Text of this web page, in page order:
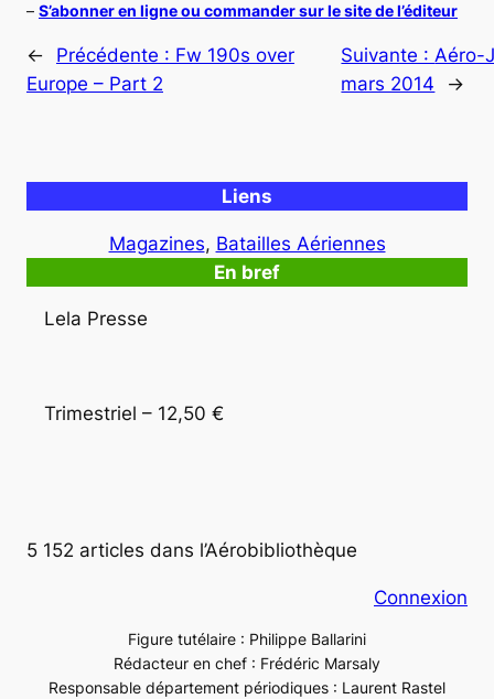
– S’abonner en ligne ou commander sur le site de l’éditeur
← Précédente : Fw 190s over
Europe – Part 2
Suivante :Aéro-
mars 2014
→
Liens
Magazines, Batailles Aériennes
En bref
Lela Presse
Trimestriel – 12,50 €
5 152 articles dans l’Aérobibliothèque
Connexion
Figure tutélaire : Philippe Ballarini
Rédacteur en chef : Frédéric Marsaly
Responsable département périodiques : Laurent Rastel